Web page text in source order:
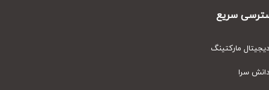
سریع
مارکتینگ
سرا